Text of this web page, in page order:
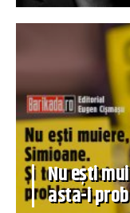
Nu ești
asta-i